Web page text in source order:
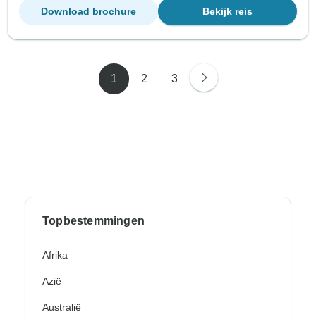
Bekijk reis
Download brochure
1 2 3
Topbestemmingen
Afrika
Azië
Australië